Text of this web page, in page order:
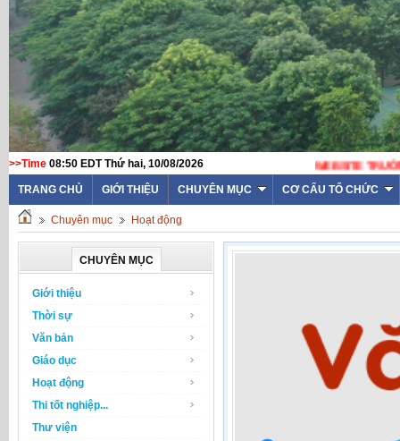
>>Time 08:50 EDT Thứ hai, 10/08/2026
WEBSITE TRƯỜNG
TRANG CHỦ
GIỚI THIỆU CHUYÊN MỤC CƠ CẤU TỔ CHỨC
Chuyên mục Hoạt động
CHUYÊN MỤC
Giới thiệu
Thời sự
Văn bản
Giáo dục
Hoạt động
Thi tốt nghiệp...
Thư viện